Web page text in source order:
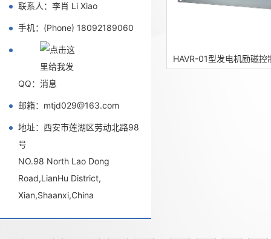
联系人：李肖 Li Xiao
手机：(Phone) 18092189060
QQ：
邮箱：mtjd029@163.com
地址：西安市莲湖区劳动北路98
号
NO.98 North Lao Dong
Road,LianHu District,
Xian,Shaanxi,China